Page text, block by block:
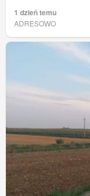
1 dzień temu
ADRESOWO